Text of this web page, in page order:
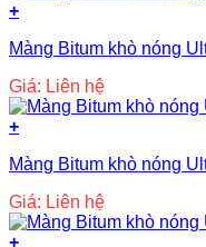
+
Màng Bitum khò nóng
Giá: Liên hệ
+
Màng Bitum khò nóng
Giá: Liên hệ
+